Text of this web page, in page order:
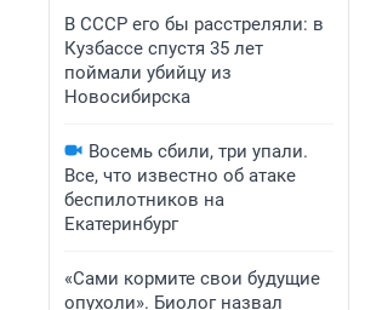
В СССР его бы расстреляли: в
Кузбассе спустя 35 лет
поймали убийцу из
Новосибирска
Восемь сбили, три упали.
Все, что известно об атаке
беспилотников на
Екатеринбург
«Сами кормите свои будущие
опухоли». Биолог назвал